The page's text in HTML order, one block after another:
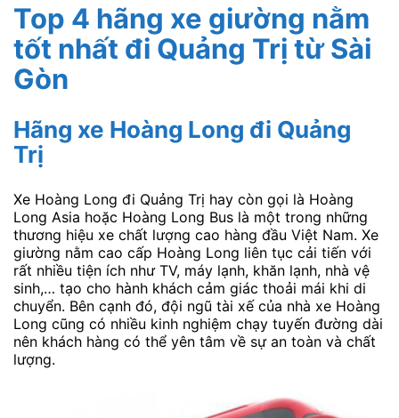
Top 4 hãng xe giường nằm
tốt nhất đi Quảng Trị từ Sài
Gòn
Hãng xe Hoàng Long đi Quảng
Trị
Xe Hoàng Long đi Quảng Trị hay còn gọi là Hoàng
Long Asia hoặc Hoàng Long Bus là một trong những
thương hiệu xe chất lượng cao hàng đầu Việt Nam. Xe
giường nằm cao cấp Hoàng Long liên tục cải tiến với
rất nhiều tiện ích như TV, máy lạnh, khăn lạnh, nhà vệ
sinh,… tạo cho hành khách cảm giác thoải mái khi di
chuyển. Bên cạnh đó, đội ngũ tài xế của nhà xe Hoàng
Long cũng có nhiều kinh nghiệm chạy tuyến đường dài
nên khách hàng có thể yên tâm về sự an toàn và chất
lượng.